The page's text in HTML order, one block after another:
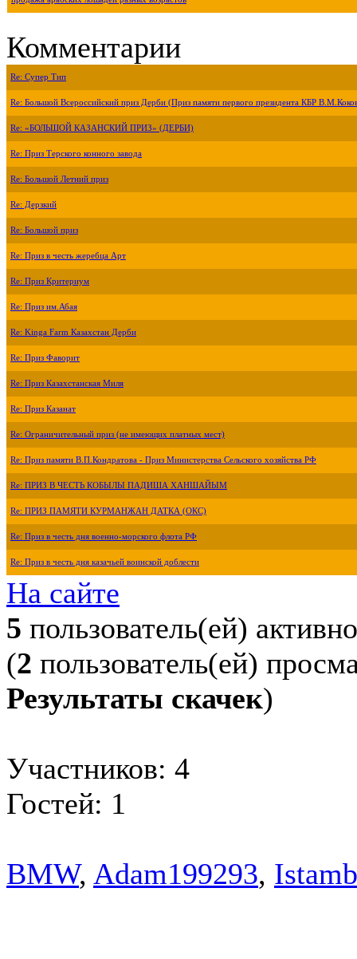
Комментарии
Re: Супер Тип
Re: Большой Всероссийский приз Дерби (Приз памяти первого президента КБР
Re: «БОЛЬШОЙ КАЗАНСКИЙ ПРИЗ» (ДЕРБИ)
Re: Приз Терского конного завода
Re: Большой Летний приз
Re: Дерзкий
Re: Большой приз
Re: Приз в честь жеребца Арт
Re: Приз Критериум
Re: Приз им.Абая
Re: Kinga Farm Казахстан Дерби
Re: Приз Фаворит
Re: Приз Казахстанская Миля
Re: Приз Казанат
Re: Ограничительный приз (не имеющих платных мест)
Re: Приз памяти В.П.Кондратова - Приз Министерства Сельского хозяйства РФ
Re: ПРИЗ В ЧЕСТЬ КОБЫЛЫ ПАДИША ХАНШАЙЫМ
Re: ПРИЗ ПАМЯТИ КУРМАНЖАН ДАТКА (ОКС)
Re: Приз в честь дня военно-морского флота РФ
Re: Приз в честь дня казачьей воинской доблести
На сайте
5 пользователь(ей) активно
(2 пользователь(ей)
Результаты скачек)
Участников: 4
Гостей: 1
BMW, Adam199293,